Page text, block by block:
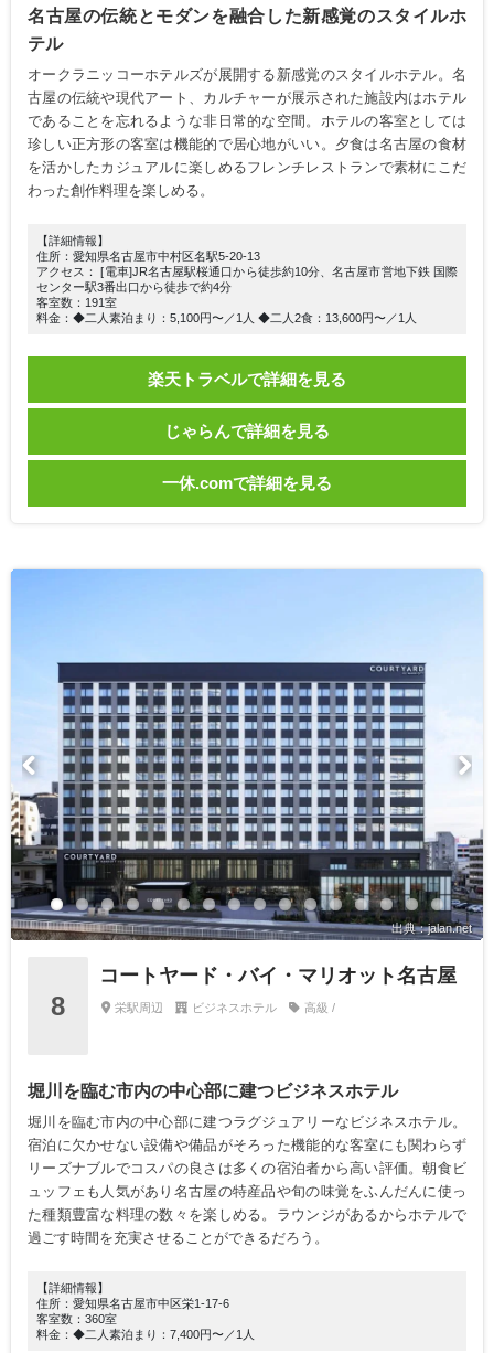
名古屋の伝統とモダンを融合した新感覚のスタイルホ
テル
オークラニッコーホテルズが展開する新感覚のスタイルホテル。名
古屋の伝統や現代アート、カルチャーが展示された施設内はホテル
であることを忘れるような非日常的な空間。ホテルの客室としては
珍しい正方形の客室は機能的で居心地がいい。夕食は名古屋の食材
を活かしたカジュアルに楽しめるフレンチレストランで素材にこだ
わった創作料理を楽しめる。
【詳細情報】
住所：愛知県名古屋市中村区名駅5-20-13
アクセス： [電車]JR名古屋駅桜通口から徒歩約10分、名古屋市営地下鉄 国際
センター駅3番出口から徒歩で約4分
客室数：191室
料金：◆二人素泊まり：5,100円〜／1人 ◆二人2食：13,600円〜／1人
楽天トラベルで詳細を見る
じゃらんで詳細を見る
一休.comで詳細を見る
出典：jalan.net
8
コートヤード・バイ・マリオット名古屋
栄駅周辺 ビジネスホテル 高級 /
堀川を臨む市内の中心部に建つビジネスホテル
堀川を臨む市内の中心部に建つラグジュアリーなビジネスホテル。
宿泊に欠かせない設備や備品がそろった機能的な客室にも関わらず
リーズナブルでコスパの良さは多くの宿泊者から高い評価。朝食ビ
ュッフェも人気があり名古屋の特産品や旬の味覚をふんだんに使っ
た種類豊富な料理の数々を楽しめる。ラウンジがあるからホテルで
過ごす時間を充実させることができるだろう。
【詳細情報】
住所：愛知県名古屋市中区栄1-17-6
客室数：360室
料金：◆二人素泊まり：7,400円〜／1人